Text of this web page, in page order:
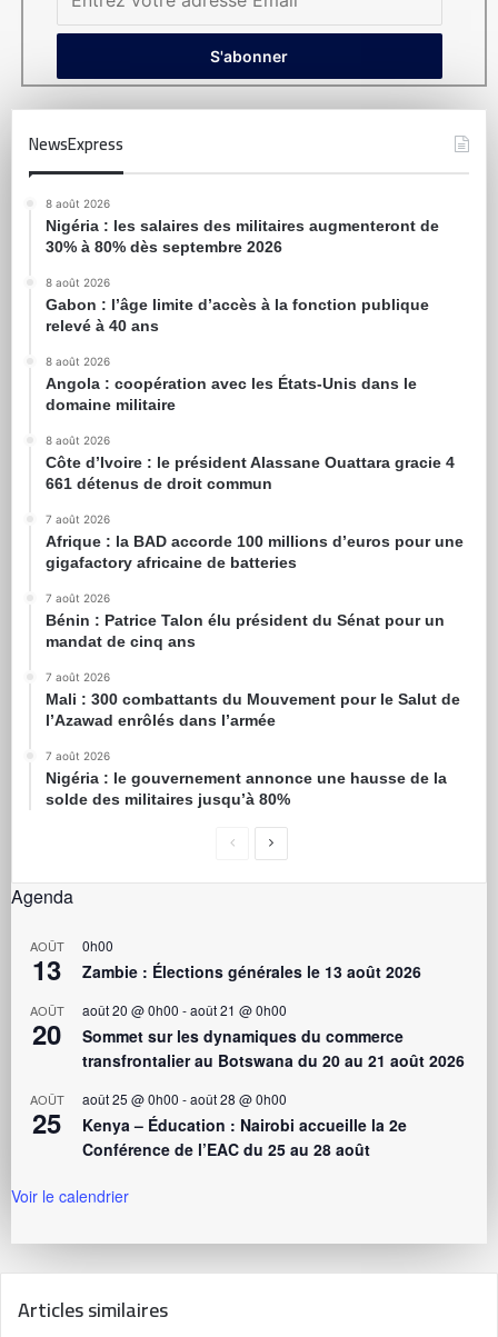
NewsExpress
8 août 2026
Nigéria : les salaires des militaires augmenteront de
30% à 80% dès septembre 2026
8 août 2026
Gabon : l’âge limite d’accès à la fonction publique
relevé à 40 ans
8 août 2026
Angola : coopération avec les États-Unis dans le
domaine militaire
8 août 2026
Côte d’Ivoire : le président Alassane Ouattara gracie 4
661 détenus de droit commun
7 août 2026
Afrique : la BAD accorde 100 millions d’euros pour une
gigafactory africaine de batteries
7 août 2026
Bénin : Patrice Talon élu président du Sénat pour un
mandat de cinq ans
7 août 2026
Mali : 300 combattants du Mouvement pour le Salut de
l’Azawad enrôlés dans l’armée
7 août 2026
Nigéria : le gouvernement annonce une hausse de la
solde des militaires jusqu’à 80%
Agenda
AOÛT
13
0h00
Zambie : Élections générales le 13 août 2026
AOÛT
20
août 20 @ 0h00 -août 21 @ 0h00
Sommet sur les dynamiques du commerce
transfrontalier au Botswana du 20 au 21 août 2026
AOÛT
25
août 25 @ 0h00 -août 28 @ 0h00
Kenya – Éducation : Nairobi accueille la 2e
Conférence de l’EAC du 25 au 28 août
Voir le calendrier
Articles similaires